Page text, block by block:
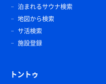
泊まれるサウナ検索
地図から検索
サ活検索
施設登録
トントゥ